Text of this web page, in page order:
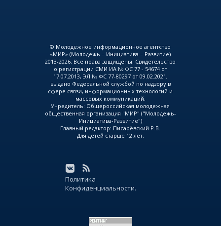
© Молодежное информационное агентство
«МИР» (Молодежь – Инициатива – Развитие)
2013-2026. Все права защищены. Свидетельство
о регистрации СМИ ИА № ФС 77 - 54674 от
17.07.2013, ЭЛ № ФС 77-80297 от 09.02.2021,
выдано Федеральной службой по надзору в
сфере связи, информационных технологий и
массовых коммуникаций.
Учредитель: Общероссийская молодежная
общественная организация "МИР" ("Молодежь-
Инициатива-Развитие")
Главный редактор: Писарёвский Р.В.
Для детей старше 12 лет.
Политика
Конфиденциальности.